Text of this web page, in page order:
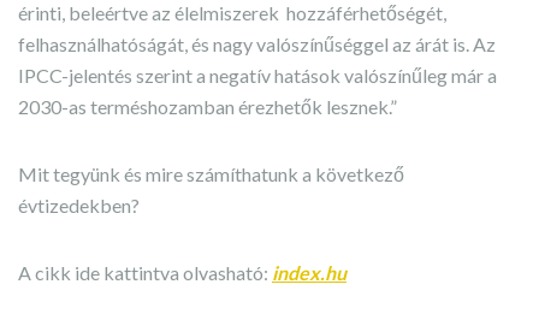
érinti, beleértve az élelmiszerek hozzáférhetőségét,
felhasználhatóságát, és nagy valószínűséggel az árát is. Az
IPCC-jelentés szerint a negatív hatások valószínűleg már a
2030-as terméshozamban érezhetők lesznek.”
Mit tegyünk és mire számíthatunk a következő
évtizedekben?
A cikk ide kattintva olvasható: index.hu